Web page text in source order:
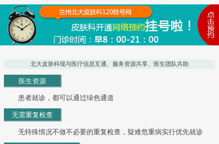
北大皮肤科现与医疗信息互通、服务资源共享、医生团队共助
医生资源
患者就诊，都可以通过绿色通道
无需重复检查
无特殊情况不做不必要的重复检查，疑难危重病实行优先就诊